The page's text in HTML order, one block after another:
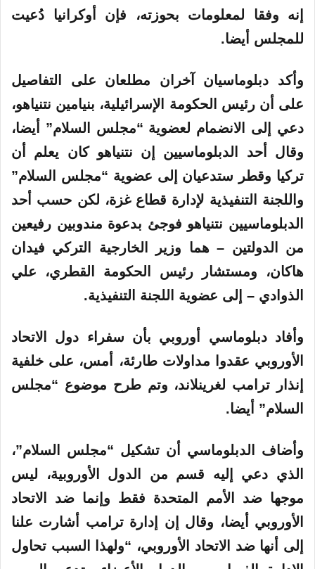
إنه وفقا لمعلومات بحوزته، فإن أوكرانيا دُعيت
للمجلس أيضا.
وأكد دبلوماسيان آخران مطلعان على التفاصيل
على أن رئيس الحكومة الإسرائيلية، بنيامين نتنياهو،
دعي إلى الانضمام لعضوية “مجلس السلام” أيضا،
وقال أحد الدبلوماسيين إن نتنياهو كان يعلم أن
تركيا وقطر ستدعيان إلى عضوية “مجلس السلام”
واللجنة التنفيذية لإدارة قطاع غزة، لكن حسب أحد
الدبلوماسيين نتنياهو فوجئ بدعوة مندوبين رفيعين
من الدولتين – هما وزير الخارجية التركي فيدان
هاكان، ومستشار رئيس الحكومة القطري، علي
الذوادي – إلى عضوية اللجنة التنفيذية.
وأفاد دبلوماسي أوروبي بأن سفراء دول الاتحاد
الأوروبي عقدوا مداولات طارئة، أمس، على خلفية
إنذار ترامب لغرينلاند، وتم طرح موضوع “مجلس
السلام” أيضا.
وأضاف الدبلوماسي أن تشكيل “مجلس السلام”،
الذي دعي إليه قسم من الدول الأوروبية، ليس
موجها ضد الأمم المتحدة فقط وإنما ضد الاتحاد
الأوروبي أيضا، وقال إن إدارة ترامب أشارت علنا
إلى أنها ضد الاتحاد الأوروبي، “ولهذا السبب تحاول